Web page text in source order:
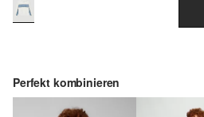
Perfekt kombinieren